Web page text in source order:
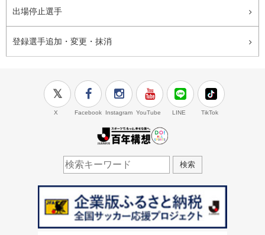
出場停止選手
登録選手追加・変更・抹消
X Facebook Instagram YouTube LINE TikTok
検索